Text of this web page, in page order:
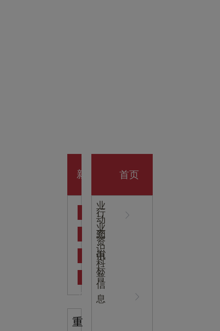
开业大
吉
新
心
业
动
态
行
业
资
讯
知
识
科
普
中
标
信
息
重
首页